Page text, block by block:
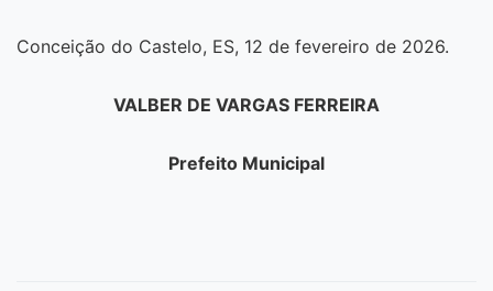
Conceição do Castelo, ES, 12 de fevereiro de 2026.
VALBER DE VARGAS FERREIRA
Prefeito Municipal